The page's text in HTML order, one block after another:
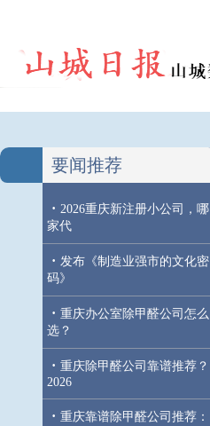
要闻推荐
· 2026重庆新注册小公司，哪
家代
· 发布《制造业强市的文化密
码》
· 重庆办公室除甲醛公司怎么
选？
· 重庆除甲醛公司靠谱推荐？
2026
· 重庆靠谱除甲醛公司推荐：